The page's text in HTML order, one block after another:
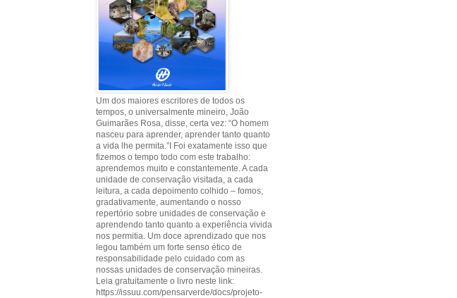
Um dos maiores escritores de todos os
tempos, o universalmente mineiro, João
Guimarães Rosa, disse, certa vez: “O homem
nasceu para aprender, aprender tanto quanto
a vida lhe permita.”I Foi exatamente isso que
fizemos o tempo todo com este trabalho:
aprendemos muito e constantemente. A cada
unidade de conservação visitada, a cada
leitura, a cada depoimento colhido – fomos,
gradativamente, aumentando o nosso
repertório sobre unidades de conservação e
aprendendo tanto quanto a experiência vivida
nos permitia. Um doce aprendizado que nos
legou também um forte senso ético de
responsabilidade pelo cuidado com as
nossas unidades de conservação mineiras.
Leia gratuitamente o livro neste link:
https://issuu.com/pensarverde/docs/projeto-